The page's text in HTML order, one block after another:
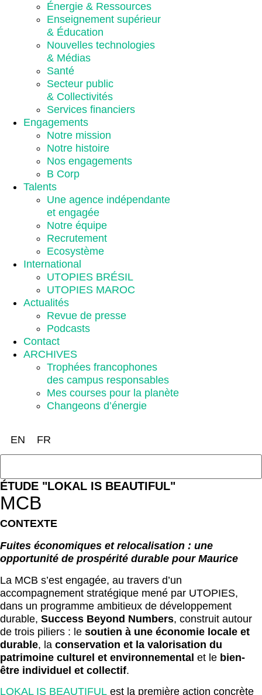
Énergie & Ressources
Enseignement supérieur
& Éducation
Nouvelles technologies
& Médias
Santé
Secteur public
& Collectivités
Services financiers
Engagements
Notre mission
Notre histoire
Nos engagements
B Corp
Talents
Une agence indépendante
et engagée
Notre équipe
Recrutement
Ecosystème
International
UTOPIES BRÉSIL
UTOPIES MAROC
Actualités
Revue de presse
Podcasts
Contact
ARCHIVES
Trophées francophones
des campus responsables
Mes courses pour la planète
Changeons d’énergie
EN FR
ÉTUDE "LOKAL IS BEAUTIFUL"
MCB
CONTEXTE
Fuites économiques et relocalisation : une
opportunité de prospérité durable pour Maurice
La MCB s’est engagée, au travers d’un
accompagnement stratégique mené par UTOPIES,
dans un programme ambitieux de développement
durable, Success Beyond Numbers, construit autour
de trois piliers : le soutien à une économie locale et
durable, la conservation et la valorisation du
patrimoine culturel et environnemental et le bien-
être individuel et collectif.
LOKAL IS BEAUTIFUL est la première action concrète